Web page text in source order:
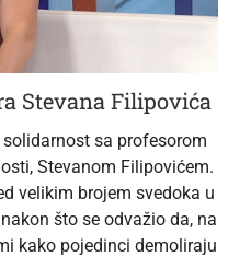
Stevana Filipovića
sa profesorom
Stevanom Filipovićem.
velikim brojem svedoka u
što se odvažio da, na
kako pojedinci demoliraju